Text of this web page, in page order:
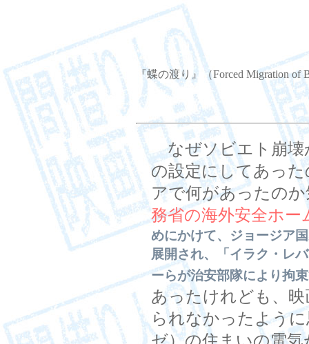
『蝶の渡り』（Forced Migration of
なぜソビエト崩壊
の設定にしてあっ
アで何があったの
務省の海外安全ホー
めにかけて、ジョージア
展開され、「イラク・レ
ーらが治安部隊により拘
あったけれども、
られなかったよう